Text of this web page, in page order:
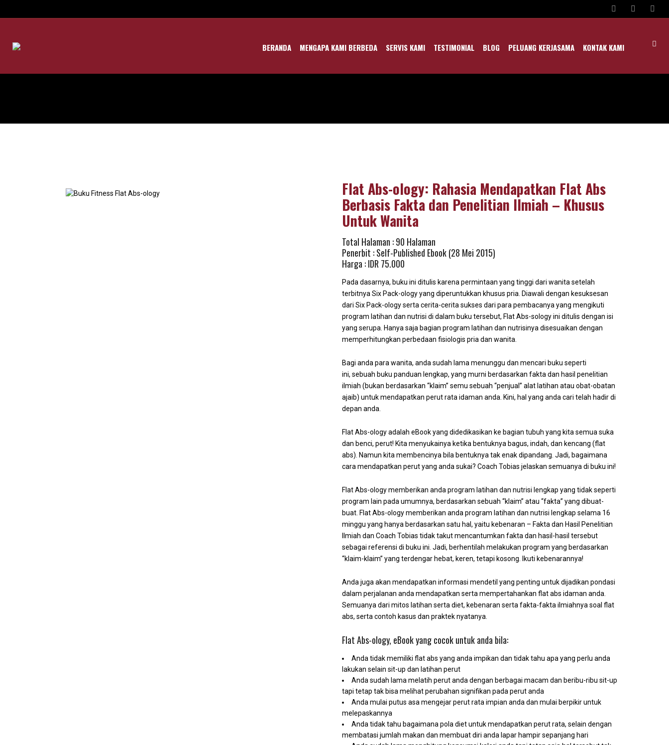
BERANDA MENGAPA KAMI BERBEDA SERVIS KAMI TESTIMONIAL BLOG PELUANG KERJASAMA KONTAK KAMI
Flat Abs-ology: Rahasia Mendapatkan Flat Abs
Berbasis Fakta dan Penelitian Ilmiah – Khusus
Untuk Wanita
Total Halaman : 90 Halaman
Penerbit : Self-Published Ebook (28 Mei 2015)
Harga : IDR 75.000
Pada dasarnya, buku ini ditulis karena permintaan yang tinggi dari wanita setelah
terbitnya Six Pack-ology yang diperuntukkan khusus pria. Diawali dengan kesuksesan
dari Six Pack-ology serta cerita-cerita sukses dari para pembacanya yang mengikuti
program latihan dan nutrisi di dalam buku tersebut, Flat Abs-sology ini ditulis dengan isi
yang serupa. Hanya saja bagian program latihan dan nutrisinya disesuaikan dengan
memperhitungkan perbedaan fisiologis pria dan wanita.
Bagi anda para wanita, anda sudah lama menunggu dan mencari buku seperti
ini, sebuah buku panduan lengkap, yang murni berdasarkan fakta dan hasil penelitian
ilmiah (bukan berdasarkan “klaim” semu sebuah “penjual” alat latihan atau obat-obatan
ajaib) untuk mendapatkan perut rata idaman anda. Kini, hal yang anda cari telah hadir di
depan anda.
Flat Abs-ology adalah eBook yang didedikasikan ke bagian tubuh yang kita semua suka
dan benci, perut! Kita menyukainya ketika bentuknya bagus, indah, dan kencang (flat
abs). Namun kita membencinya bila bentuknya tak enak dipandang. Jadi, bagaimana
cara mendapatkan perut yang anda sukai? Coach Tobias jelaskan semuanya di buku ini!
Flat Abs-ology memberikan anda program latihan dan nutrisi lengkap yang tidak seperti
program lain pada umumnya, berdasarkan sebuah “klaim” atau “fakta” yang dibuat-
buat. Flat Abs-ology memberikan anda program latihan dan nutrisi lengkap selama 16
minggu yang hanya berdasarkan satu hal, yaitu kebenaran – Fakta dan Hasil Penelitian
Ilmiah dan Coach Tobias tidak takut mencantumkan fakta dan hasil-hasil tersebut
sebagai referensi di buku ini. Jadi, berhentilah melakukan program yang berdasarkan
“klaim-klaim” yang terdengar hebat, keren, tetapi kosong. Ikuti kebenarannya!
Anda juga akan mendapatkan informasi mendetil yang penting untuk dijadikan pondasi
dalam perjalanan anda mendapatkan serta mempertahankan flat abs idaman anda.
Semuanya dari mitos latihan serta diet, kebenaran serta fakta-fakta ilmiahnya soal flat
abs, serta contoh kasus dan praktek nyatanya.
Flat Abs-ology, eBook yang cocok untuk anda bila:
Anda tidak memiliki flat abs yang anda impikan dan tidak tahu apa yang perlu anda
lakukan selain sit-up dan latihan perut
Anda sudah lama melatih perut anda dengan berbagai macam dan beribu-ribu sit-up
tapi tetap tak bisa melihat perubahan signifikan pada perut anda
Anda mulai putus asa mengejar perut rata impian anda dan mulai berpikir untuk
melepaskannya
Anda tidak tahu bagaimana pola diet untuk mendapatkan perut rata, selain dengan
membatasi jumlah makan dan membuat diri anda lapar hampir sepanjang hari